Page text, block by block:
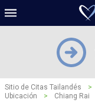
Sitio de Citas Tailandés >
Ubicación
> Chiang Rai